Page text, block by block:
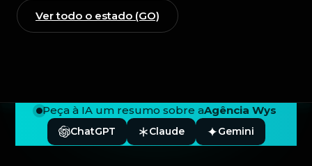
Ver todo o estado (GO)
Peça à IA um resumo sobre aAgência Wys
ChatGPT Claude Gemini